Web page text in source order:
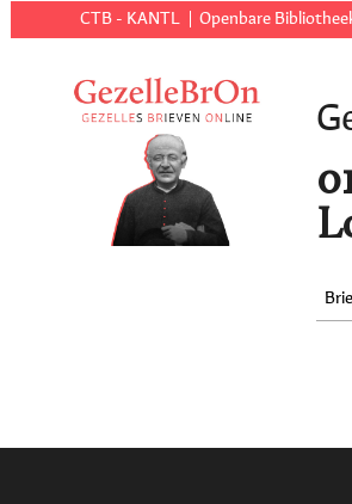
CTB - KANTL Openbare